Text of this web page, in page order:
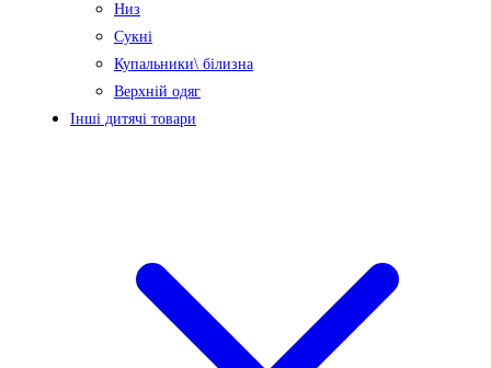
Низ
Сукні
Купальники\ білизна
Верхній одяг
Інші дитячі товари